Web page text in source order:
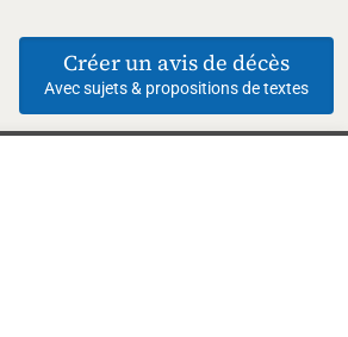
Créer un avis de décès
Avec sujets & propositions de textes